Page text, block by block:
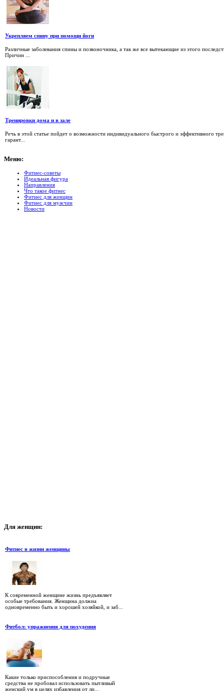
Укрепляем спину при помощи йоги
Различные заболевания спины и позвоночника, а так же все вытекающие из этого
Причин ...
Тренировки дома и в зале
Речь в этой статье пойдет о возможности индивидуального быстрого и эффективного
гарант...
Меню:
Фитнес-советы
Идеальная фигура
Направления
Что такое фитнес
Фитнес для женщин
Фитнес для мужчин
Новости
Для женщин:
Фитнес в жизни женщины
К современной женщине жизнь предъявляет
особые требования. Женщина должна
одновременно быть и хорошей хозяйкой, и заб...
Фитбол: упражнения для похудения
Какие только приспособления и подручные
средства не пробовал использовать пытливый
женский ум в целях избавления от ли...